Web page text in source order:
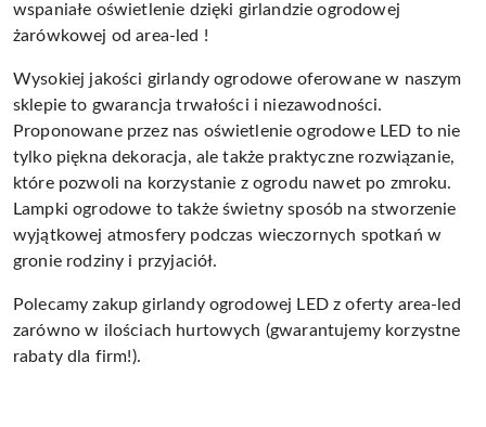
wspaniałe oświetlenie dzięki girlandzie ogrodowej
żarówkowej od area-led !
Wysokiej jakości girlandy ogrodowe oferowane w naszym
sklepie to gwarancja trwałości i niezawodności.
Proponowane przez nas oświetlenie ogrodowe LED to nie
tylko piękna dekoracja, ale także praktyczne rozwiązanie,
które pozwoli na korzystanie z ogrodu nawet po zmroku.
Lampki ogrodowe to także świetny sposób na stworzenie
wyjątkowej atmosfery podczas wieczornych spotkań w
gronie rodziny i przyjaciół.
Polecamy zakup girlandy ogrodowej LED z oferty area-led
zarówno w ilościach hurtowych (gwarantujemy korzystne
rabaty dla firm!).